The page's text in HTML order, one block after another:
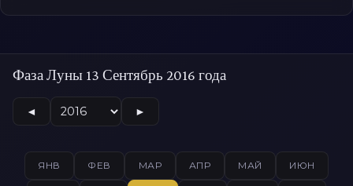
Фаза Луны 13 Сентябрь 2016 года
◄ ►
ЯНВ ФЕВ МАР АПР МАЙ ИЮН